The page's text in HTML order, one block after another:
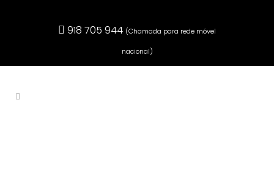
918 705 944 (Chamada para rede móvel
nacional)